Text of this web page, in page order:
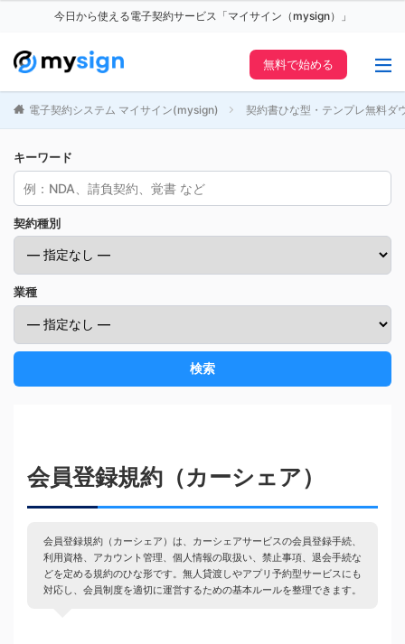
今日から使える電子契約サービス「マイサイン（mysign）」
無料で始める
電子契約システム マイサイン(mysign) 契約書ひな型・テンプレ無料ダ
キーワード
契約種別
業種
検索
会員登録規約（カーシェア）
会員登録規約（カーシェア）は、カーシェアサービスの会員登録手続、
利用資格、アカウント管理、個人情報の取扱い、禁止事項、退会手続な
どを定める規約のひな形です。無人貸渡しやアプリ予約型サービスにも
対応し、会員制度を適切に運営するための基本ルールを整理できます。